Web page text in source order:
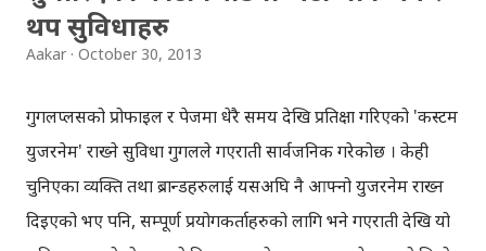
थप सुविधाहरु
Aakar October 30, 2013
गुगलप्लसको प्रोफाइल र पेजमा धेरै समय देखि प्रतिक्षा गरिएको 'कस्टम
युजरनेम' राख्ने सुविधा गुगलले गएराती सार्वजनिक गरेकोछ । केही
चुनिएका व्यक्ति तथा ब्रान्डहरुलाई यसअघि नै आफ्नो युजरनेम राख्न
दिइएको भए पनि, सम्पूर्ण प्रयोगकर्ताहरुको लागि भने गएराती देखि यो